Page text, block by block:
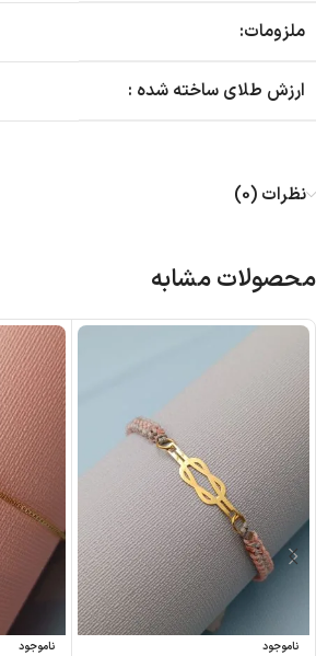
ملزومات:
ارزش طلای ساخته شده :
نظرات (0)
محصولات مشابه
ناموجود ناموجود